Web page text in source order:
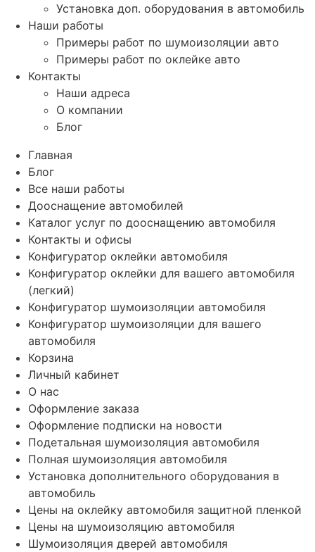
Установка доп. оборудования в автомобиль
Наши работы
Примеры работ по шумоизоляции авто
Примеры работ по оклейке авто
Контакты
Наши адреса
О компании
Блог
Главная
Блог
Все наши работы
Дооснащение автомобилей
Каталог услуг по дооснащению автомобиля
Контакты и офисы
Конфигуратор оклейки автомобиля
Конфигуратор оклейки для вашего автомобиля
(легкий)
Конфигуратор шумоизоляции автомобиля
Конфигуратор шумоизоляции для вашего
автомобиля
Корзина
Личный кабинет
О нас
Оформление заказа
Оформление подписки на новости
Подетальная шумоизоляция автомобиля
Полная шумоизоляция автомобиля
Установка дополнительного оборудования в
автомобиль
Цены на оклейку автомобиля защитной пленкой
Цены на шумоизоляцию автомобиля
Шумоизоляция дверей автомобиля